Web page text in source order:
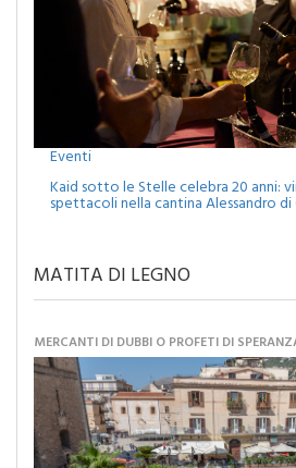
Kaid sotto le Stelle celebra 20 anni:
spettacoli nella cantina Alessandro di